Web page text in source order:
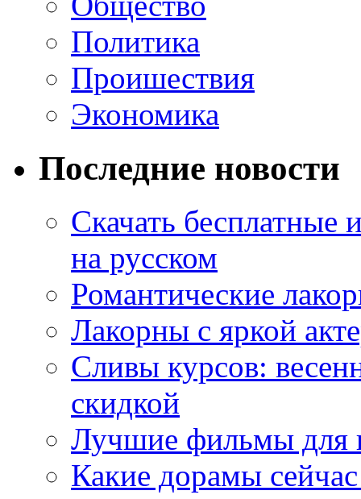
Политика
Проишествия
Экономика
Последние новости
Скачать
на русском
Романтические
Лакорны с яркой
Сливы курсов:
скидкой
Лучшие фильмы для
Какие дорамы